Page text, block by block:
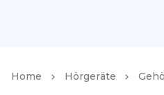
Home Hörgeräte